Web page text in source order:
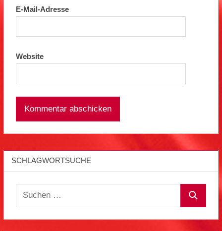
E-Mail-Adresse
Website
SCHLAGWORTSUCHE
Suchen
Suchen